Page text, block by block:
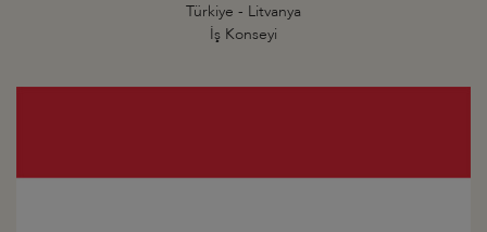
Türkiye - Litvanya
İş Konseyi